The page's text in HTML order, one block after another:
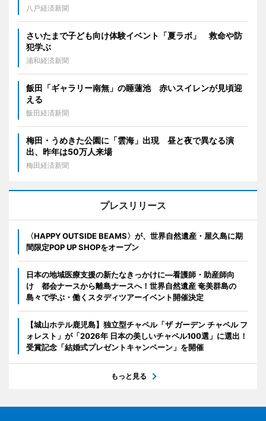
八戸経済新聞
さいたまで子ども向け体験イベント「夏ラボ」 救命や防
犯学ぶ
浦和経済新聞
飯田「ギャラリー南無」の睡蓮池 赤いスイレンが見頃迎
える
飯田経済新聞
梅田・うめきた公園に「雲海」出現 昼と夜で異なる演
出、昨年は50万人来場
梅田経済新聞
プレスリリース
〈HAPPY OUTSIDE BEAMS〉が、世界自然遺産・屋久島に期
間限定POP UP SHOPをオープン
日本の地域医療支援の新たなきっかけに―看護師・助産師向
け 都会ナースから離島ナースへ！世界自然遺産 奄美群島の
島々で学ぶ・働くスタディツアーイベント開催決定
【城山ホテル鹿児島】独立型チャペル「ザ ガーデン チャペル フ
ォレスト」が「2026年 日本の美しいチャペル100選」に選出！
受賞記念「結婚式プレゼントキャンペーン」を開催
もっと見る